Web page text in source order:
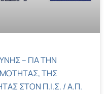
– ΓΙΑ ΤΗΝ
ΤΗΣ
ΣΤΟΝ Π.Ι.Σ. / Α.Π.